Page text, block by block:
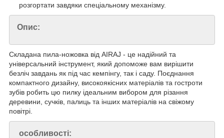
розгортати завдяки спеціальному механізму.
Опис:
Складана пила-ножовка від AIRAJ - це надійний та
універсальний інструмент, який допоможе вам вирішити
безліч завдань як під час кемпінгу, так і саду. Поєднання
компактного дизайну, високоякісних матеріалів та гостроти
зубів робить цю пилку ідеальним вибором для різання
деревини, сучків, палиць та інших матеріалів на свіжому
повітрі.
особливості: